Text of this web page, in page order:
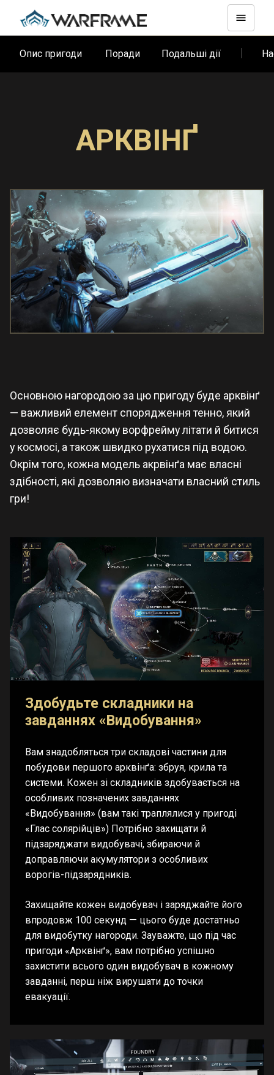
Опис пригоди Поради Подальші дії
АРКВІНҐ
Основною нагородою за цю пригоду буде арквінґ
— важливий елемент спорядження тенно, який
дозволяє будь-якому ворфрейму літати й битися
у космосі, а також швидко рухатися під водою.
Окрім того, кожна модель акрвінґа має власні
здібності, які дозволяю визначати власний стиль
гри!
Здобудьте складники на
завданнях «Видобування»
Вам знадобляться три складові частини для
побудови першого арквінґа: збруя, крила та
системи. Кожен зі складників здобувається на
особливих позначених завданнях
«Видобування» (вам такі траплялися у пригоді
«Глас солярійців») Потрібно захищати й
підзаряджати видобувачі, збираючи й
доправляючи акумулятори з особливих
ворогів-підзарядників.
Захищайте кожен видобувач і заряджайте його
впродовж 100 секунд — цього буде достатньо
для видобутку нагороди. Зауважте, що під час
пригоди «Арквінґ», вам потрібно успішно
захистити всього один видобувач в кожному
завданні, перш ніж вирушати до точки
евакуації.